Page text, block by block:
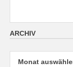
ARCHIV
Archiv